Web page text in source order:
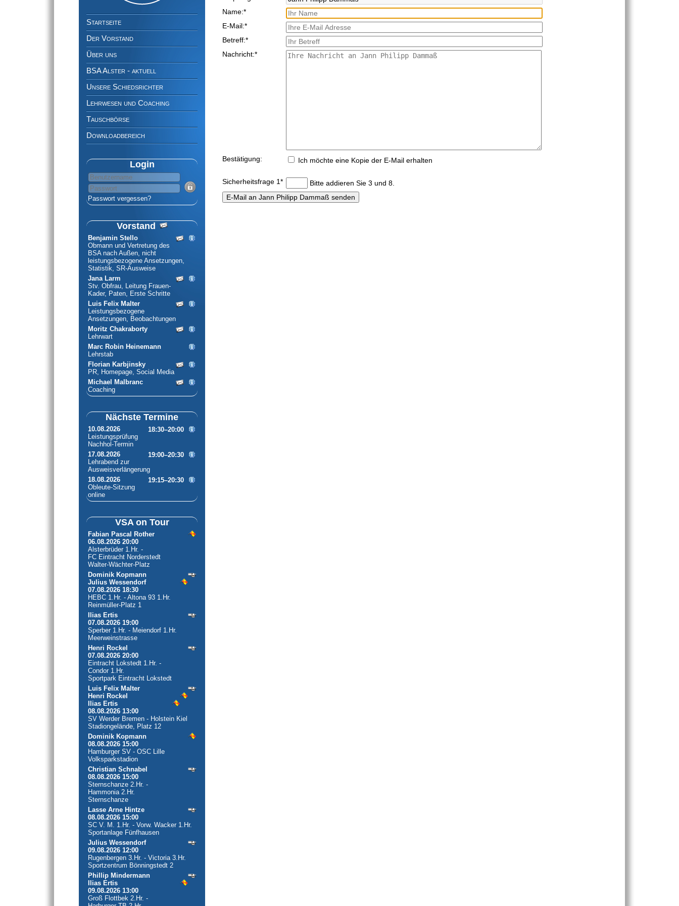
Pflichtfeld
Name:*
Pflichtfeld
E-Mail:*
Pflichtfeld
Betreff:*
Pflichtfeld
Nachricht:*
Bestätigung: Ich möchte eine Kopie der E-Mail erhalten
Pflichtfeld
Sicherheitsfrage 1* Bitte addieren Sie 3 und 8.
überspringen
Startseite
Der Vorstand
Über uns
BSA Alster - aktuell
Unsere Schiedsrichter
Lehrwesen und Coaching
Tauschbörse
Downloadbereich
Login
Passwort vergessen?
Vorstand
Benjamin Stello
Obmann und Vertretung des
BSA nach Außen, nicht
leistungsbezogene Ansetzungen,
Statistik, SR-Ausweise
Jana Larm
Stv. Obfrau, Leitung Frauen-
Kader, Paten, Erste Schritte
Luis Felix Malter
Leistungsbezogene
Ansetzungen, Beobachtungen
Moritz Chakraborty
Lehrwart
Marc Robin Heinemann
Lehrstab
Florian Karbjinsky
PR, Homepage, Social Media
Michael Malbranc
Coaching
Nächste Termine
18:30–20:00
10.08.2026
Leistungsprüfung
Nachhol-Termin
19:00–20:30
17.08.2026
Lehrabend zur
Ausweisverlängerung
19:15–20:30
18.08.2026
Obleute-Sitzung
online
VSA on Tour
Fabian Pascal Rother
06.08.2026 20:00
Alsterbrüder 1.Hr. -
FC Eintracht Norderstedt
Walter-Wächter-Platz
Dominik Kopmann
Julius Wessendorf
07.08.2026 18:30
HEBC 1.Hr. - Altona 93 1.Hr.
Reinmüller-Platz 1
Ilias Ertis
07.08.2026 19:00
Sperber 1.Hr. - Meiendorf 1.Hr.
Meerweinstrasse
Henri Rockel
07.08.2026 20:00
Eintracht Lokstedt 1.Hr. -
Condor 1.Hr.
Sportpark Eintracht Lokstedt
Luis Felix Malter
Henri Rockel
Ilias Ertis
08.08.2026 13:00
SV Werder Bremen - Holstein Kiel
Stadiongelände, Platz 12
Dominik Kopmann
08.08.2026 15:00
Hamburger SV - OSC Lille
Volksparkstadion
Christian Schnabel
08.08.2026 15:00
Sternschanze 2.Hr. -
Hammonia 2.Hr.
Sternschanze
Lasse Arne Hintze
08.08.2026 15:00
SC V. M. 1.Hr. - Vorw. Wacker 1.Hr.
Sportanlage Fünfhausen
Julius Wessendorf
09.08.2026 12:00
Rugenbergen 3.Hr. - Victoria 3.Hr.
Sportzentrum Bönningstedt 2
Phillip Mindermann
Ilias Ertis
09.08.2026 13:00
Groß Flottbek 2.Hr. -